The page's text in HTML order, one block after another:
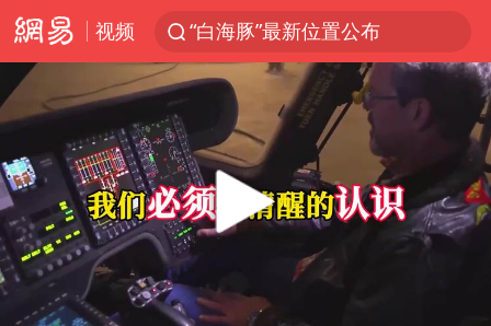
视频 “白海豚”最新位置公布
白海豚10级风圈已触及浙江台州
光影经济撬动暑期消费新蓝海
以军士兵把枪口对准中国记者
河南警方公开征集黑恶犯罪线索
谢霆锋演唱会隔空祝王菲生日快乐
方桃子代言广告视频已下架
00:00